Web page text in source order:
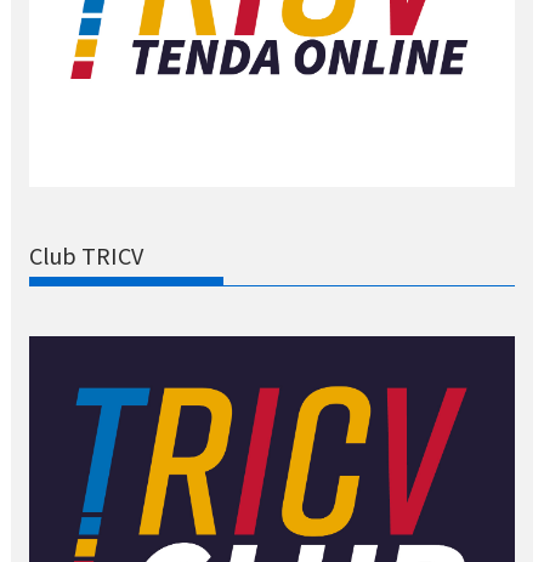
Club TRICV